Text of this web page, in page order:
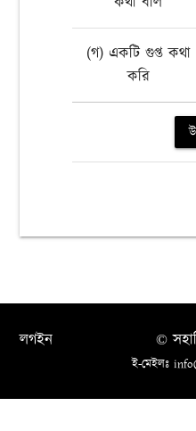
(গ) একটি গুপ্ত কথা
করি
লগইন ©
ই-মেইলঃ